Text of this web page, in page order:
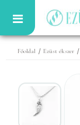
Főoldal / Ezüst ékszer /